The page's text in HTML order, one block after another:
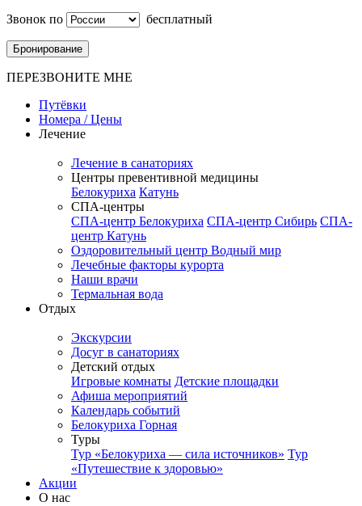
Звонок по
бесплатный
Бронирование
ПЕРЕЗВОНИТЕ МНЕ
Путёвки
Номера / Цены
Лечение
Лечение в санаториях
Центры превентивной медицины
Белокуриха Катунь
СПА-центры
СПА-центр Белокуриха СПА-центр Сибирь СПА-
центр Катунь
Оздоровительный центр Водный мир
Лечебные факторы курорта
Наши врачи
Термальная вода
Отдых
Экскурсии
Досуг в санаториях
Детский отдых
Игровые комнаты Детские площадки
Афиша мероприятий
Календарь событий
Белокуриха Горная
Туры
Тур «Белокуриха — сила источников» Тур
«Путешествие к здоровью»
Акции
О нас